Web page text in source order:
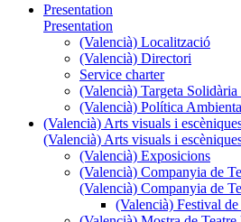
Presentation
Presentation
(Valencià) Localització
(Valencià) Directori
Service charter
(Valencià) Targeta Solidària
(Valencià) Política
(Valencià) Arts visuals i
(Valencià) Arts visuals i
(Valencià) Exposicions
(Valencià) Companyia de
(Valencià) Companyia de
(Valencià) Festival